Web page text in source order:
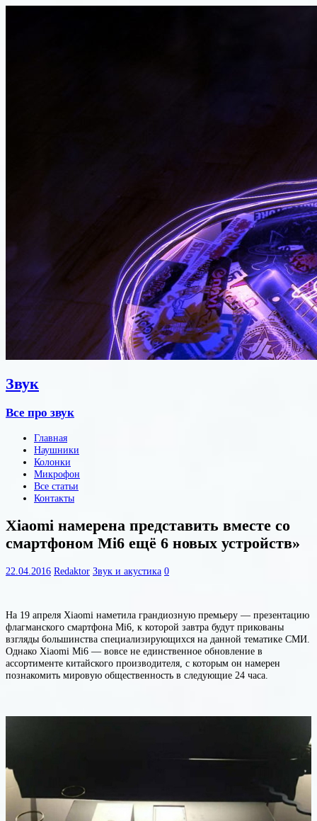
Звук
Все про звук
Главная
Наушники
Колонки
Микрофон
Все статьи
Контакты
Xiaomi намерена представить вместе со
смартфоном Mi6 ещё 6 новых устройств»
22.04.2016 Redaktor Звук и акустика 0
На 19 апреля Xiaomi наметила грандиозную премьеру — презентацию
флагманского смартфона Mi6, к которой завтра будут прикованы
взгляды большинства специализирующихся на данной тематике СМИ.
Однако Xiaomi Mi6 — вовсе не единственное обновление в
ассортименте китайского производителя, с которым он намерен
познакомить мировую общественность в следующие 24 часа.